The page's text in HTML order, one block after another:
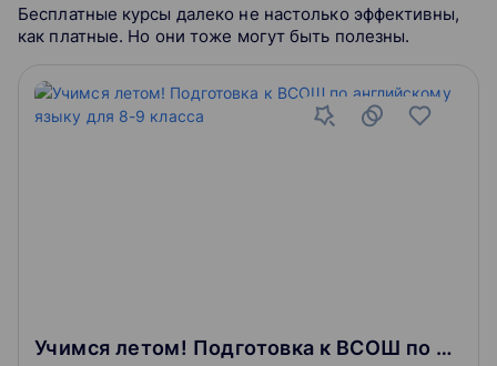
Бесплатные курсы далеко не настолько эффективны,
как платные. Но они тоже могут быть полезны.
Учимся летом! Подготовка к ВСОШ по английскому языку для 8-9 класса